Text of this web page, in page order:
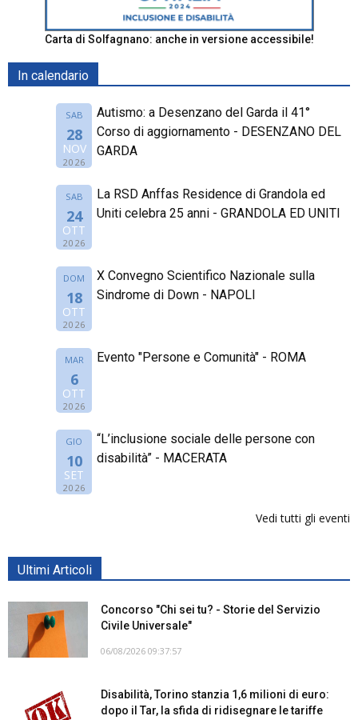
Carta di Solfagnano: anche in versione accessibile!
In calendario
SAB
28
NOV
2026
Autismo: a Desenzano del Garda il 41°
Corso di aggiornamento - DESENZANO DEL
GARDA
SAB
24
OTT
2026
La RSD Anffas Residence di Grandola ed
Uniti celebra 25 anni - GRANDOLA ED UNITI
DOM
18
OTT
2026
X Convegno Scientifico Nazionale sulla
Sindrome di Down - NAPOLI
MAR
6
OTT
2026
Evento "Persone e Comunità" - ROMA
GIO
10
SET
2026
“L’inclusione sociale delle persone con
disabilità” - MACERATA
Vedi tutti gli eventi
Ultimi Articoli
Concorso "Chi sei tu? - Storie del Servizio
Civile Universale"
06/08/2026 09:37:57
Disabilità, Torino stanzia 1,6 milioni di euro:
dopo il Tar, la sfida di ridisegnare le tariffe